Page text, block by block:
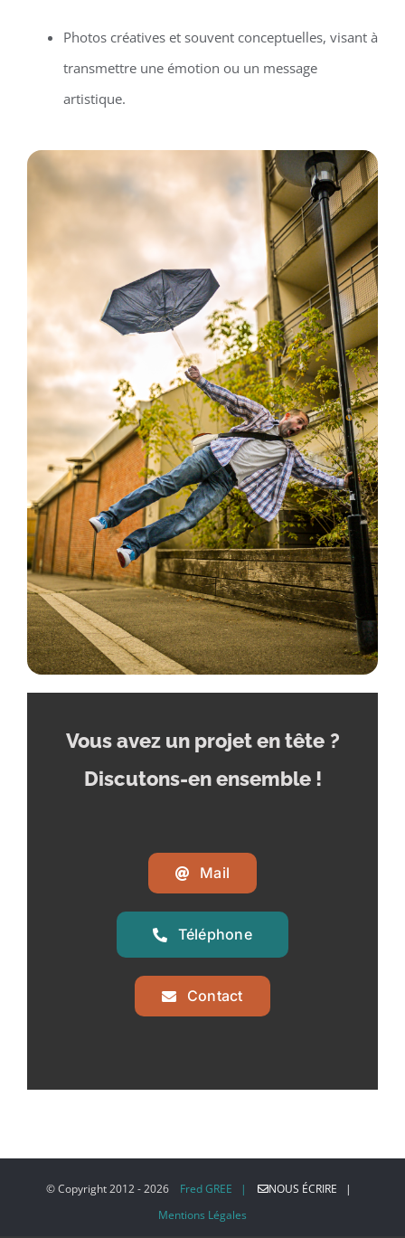
Photos créatives et souvent conceptuelles, visant à
transmettre une émotion ou un message
artistique.
Vous avez un projet en tête ?
Discutons-en ensemble !
Mail
Téléphone
Contact
© Copyright 2012 -2026 Fred GREE |
NOUS ÉCRIRE |
Mentions Légales